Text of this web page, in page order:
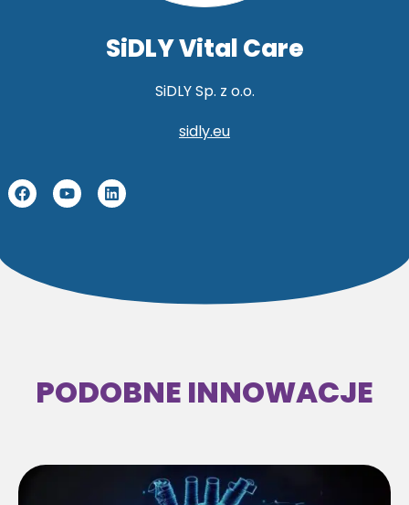
SiDLY Vital Care
SiDLY Sp. z o.o.
sidly.eu
PODOBNE INNOWACJE